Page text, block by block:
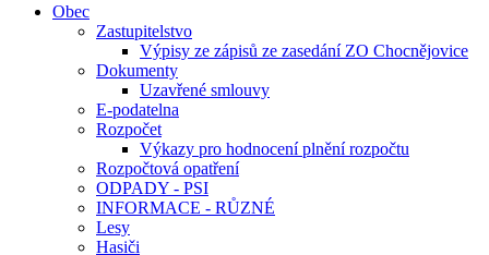
Obec
Zastupitelstvo
Výpisy ze zápisů ze zasedání ZO Chocnějovice
Dokumenty
Uzavřené smlouvy
E-podatelna
Rozpočet
Výkazy pro hodnocení plnění rozpočtu
Rozpočtová opatření
ODPADY - PSI
INFORMACE - RŮZNÉ
Lesy
Hasiči